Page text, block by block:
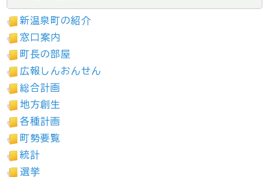
新温泉町の紹介
窓口案内
町長の部屋
広報しんおんせん
総合計画
地方創生
各種計画
町勢要覧
統計
選挙